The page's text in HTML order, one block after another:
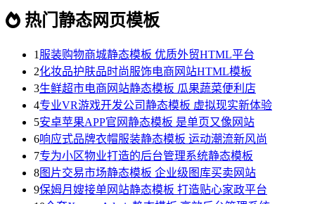
热门静态网页模板
1 服装购物商城静态模板 优质外贸HTML平台
2化妆品护肤品时尚服饰电商网站HTML模板
3生鲜超市电商网站静态模板 瓜果蔬菜便利店
4专业VR游戏开发公司静态模板 虚拟现实新体验
5安卓苹果APP官网静态模板 是单页又像网站
6响应式品牌衣帽服装静态模板 运动潮流新风尚
7专为小区物业打造的后台管理系统静态模板
8图片交易市场静态模板 企业级图库买卖网站
9保姆月嫂接单网站静态模板 打造贴心家政平台